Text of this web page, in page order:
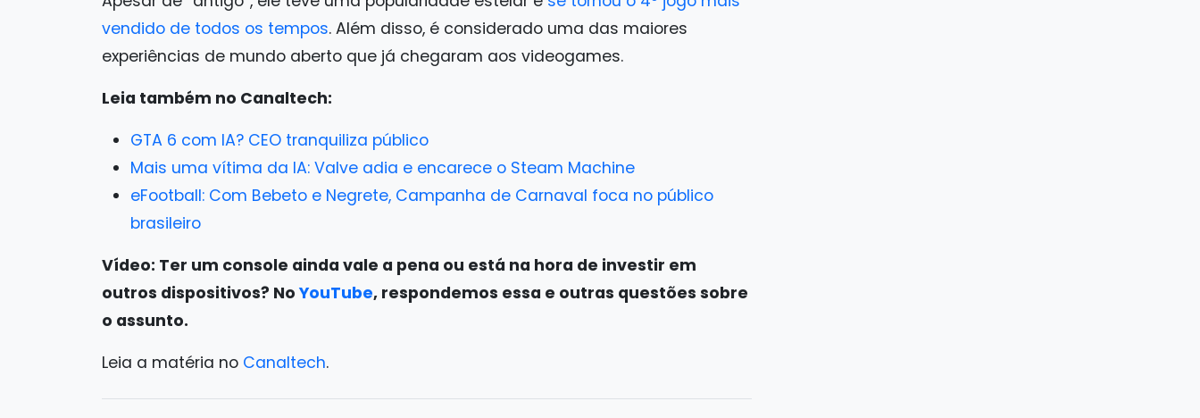
vendido de todos os tempos. Além disso, é considerado uma das maiores
experiências de mundo aberto que já chegaram aos videogames.
Leia também no Canaltech:
GTA 6 com IA? CEO tranquiliza público
Mais uma vítima da IA: Valve adia e encarece o Steam Machine
eFootball: Com Bebeto e Negrete, Campanha de Carnaval foca no público
brasileiro
Vídeo: Ter um console ainda vale a pena ou está na hora de investir em
outros dispositivos? No YouTube, respondemos essa e outras questões sobre
o assunto.
Leia a matéria no Canaltech.